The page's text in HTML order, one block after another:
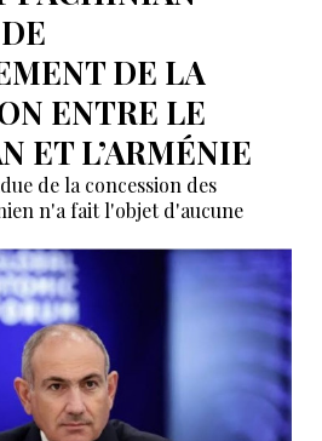
DE LA
ENTRE LE
ET L’ARMÉNIE
de la concession des
n'a fait l'objet d'aucune